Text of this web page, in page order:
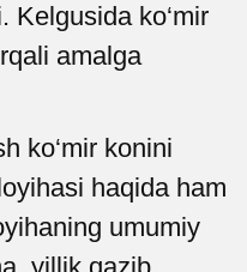
Kelgusida ko‘mir
amalga
ko‘mir konini
haqida ham
umumiy